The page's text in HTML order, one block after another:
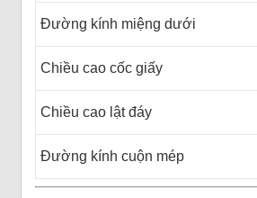
Đường kính miệng dưới
Chiều cao cốc giấy
Chiều cao lật đáy
Đường kính cuộn mép